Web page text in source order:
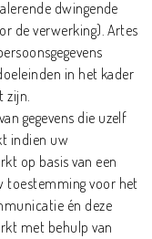
dwingende
de verwerking). Artes
in het kader
zijn.
gegevens die uzelf
indien uw
op basis van een
toestemming voor het
én deze
met behulp van